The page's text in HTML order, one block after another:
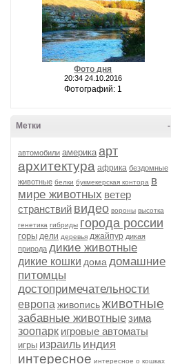
Фото дня
20:34 24.10.2016
Фотографий: 1
-
Метки
автомобили америка арт
архитектура африка бездомные
животные белки букмекерская контора в
мире животных ветер
странствий видео вороны высотка
генетика гибриды города россии
горы дели деревья джайпур дикая
природа дикие животные
дикие кошки дома домашние
питомцы
достопримечательности
европа живописьживотные
забавные животныезима
зоопарк игровые автоматы
игры израиль индия
интересное интересное о кошках